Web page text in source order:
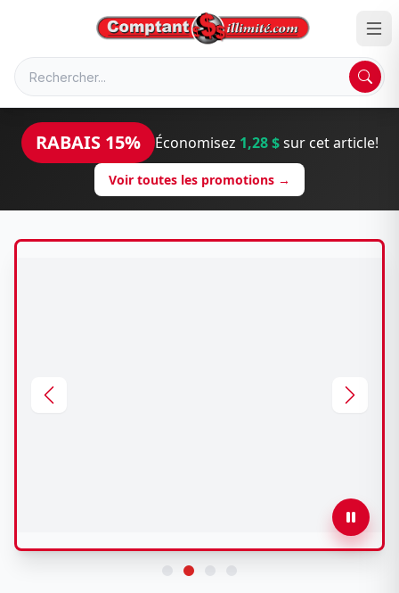
RABAIS 15% Économisez 1,28 $sur cet article!
Voir toutes les promotions →